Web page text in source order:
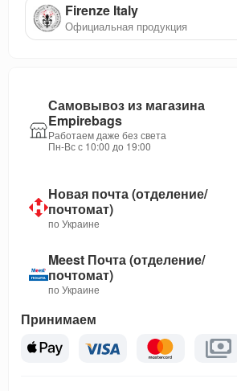
Firenze Italy
Официальная продукция
Самовывоз из магазина
Empirebags
Работаем даже без света
Пн-Вс с 10:00 до 19:00
Новая почта (отделение/
почтомат)
по Украине
Meest Почта (отделение/
почтомат)
по Украине
Принимаем